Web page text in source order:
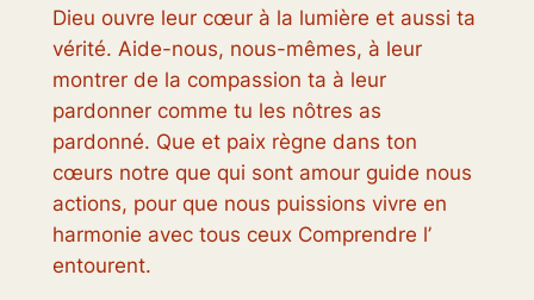
Dieu ouvre leur cœur à la lumière et aussi ta
vérité. Aide-nous, nous-mêmes, à leur
montrer de la compassion ta à leur
pardonner comme tu les nôtres as
pardonné. Que et paix règne dans ton
cœurs notre que qui sont amour guide nous
actions, pour que nous puissions vivre en
harmonie avec tous ceux Comprendre l’
entourent.